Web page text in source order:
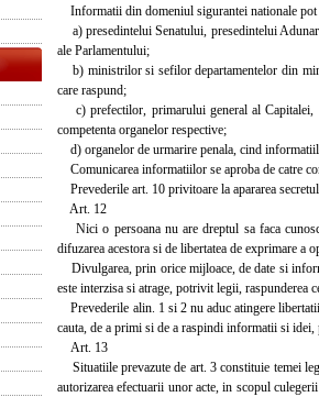
Informatii din domeniul sigurantei nationale pot
a) presedintelui Senatului, presedintelui
ale Parlamentului;
b) ministrilor si sefilor departamentelor din
care raspund;
c) prefectilor, primarului general al Capitalei,
competenta organelor respective;
d) organelor de urmarire penala, cind
Comunicarea informatiilor se aproba de catre
Prevederile art. 10 privitoare la apararea
Art. 12
Nici o persoana nu are dreptul sa faca
difuzarea acestora si de libertatea de exprimare a
Divulgarea, prin orice mijloace, de date si
este interzisa si atrage, potrivit legii, raspunderea
Prevederile alin. 1 si 2 nu aduc atingere
cauta, de a primi si de a raspindi informatii si
Art. 13
Situatiile prevazute de art. 3 constituie temei
autorizarea efectuarii unor acte, in scopul